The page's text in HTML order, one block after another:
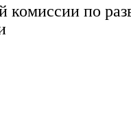
комиссии по